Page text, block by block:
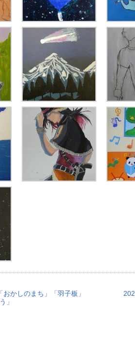
かしのまち」「羽子板」
」